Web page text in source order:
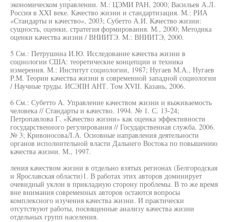
экономическом управлении. М.: ЦЭМИ РАН, 2000; Васильев А.Л.
Россия в XXI веке. Качество жизни и стандартизация. М.: РИА
«Стандарты и качество», 2003; Субетто А.И. Качество жизни:
сущность, оценки, стратегия формирования. М., 2000; Методика
оценки качества жизни / ВНИИТЭ. М.: ВНИИТЭ, 2000.
5 См.: Петрушина И.Ю. Исследование качества жизни в
социологии США: теоретические концепции и техника
измерения. М.: Институт социологии, 1987; Нугаев М.А., Нугаев
P.M. Теории качества жизни в современной западной социологии
/ Научные труды. ИСЭПН АНТ. Том XVII. Казань, 2006.
6 См.: Субетто А. Управление качеством жизни и выживаемость
человека // Стандарты и качество. 1994. № 1. С. 13-24;
Петропавлова Г. «Качество жизни» как оценка эффективности
государственного регулирования // Государственная служба. 2006.
№ 3; КривоносоваЛ.А. Основные направления деятельности
органов исполнительной власти Дальнего Востока по повышению
качества жизни. М., 1997.
ления качеством жизни в отдельно взятых регионах (Белгородская
и Ярославская области)1. В работах этих авторов доминирует
очевидный уклон в прикладную сторону проблемы. В то же время
вне внимания современных авторов остаются вопросы
комплексного изучения качества жизни. И практически
отсутствуют работы, посвященные анализу качества жизни
отдельных групп населения.